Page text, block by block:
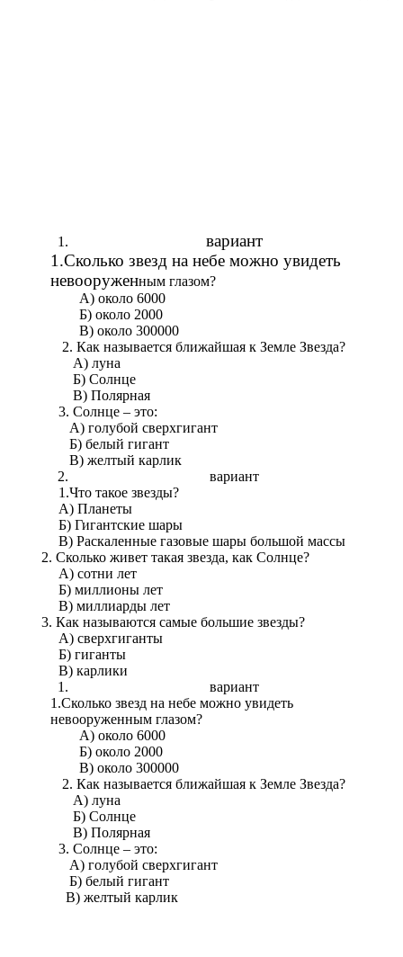
вариант
1.Сколько звезд на небе можно увидеть
невооруженным глазом?
А) около 6000
Б) около 2000
В) около 300000
Как называется ближайшая к Земле Звезда?
луна
Солнце
Полярная
Солнце – это:
голубой сверхгигант
белый гигант
желтый карлик
вариант
1.Что такое звезды?
А) Планеты
Б) Гигантские шары
В) Раскаленные газовые шары большой массы
2. Сколько живет такая звезда, как Солнце?
А) сотни лет
Б) миллионы лет
В) миллиарды лет
3. Как называются самые большие звезды?
А) сверхгиганты
Б) гиганты
В) карлики
вариант
1.Сколько звезд на небе можно увидеть
невооруженным глазом?
А) около 6000
Б) около 2000
В) около 300000
Как называется ближайшая к Земле Звезда?
луна
Солнце
Полярная
Солнце – это:
голубой сверхгигант
белый гигант
желтый карлик